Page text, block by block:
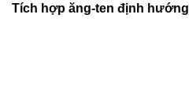
Tích hợp ăng-ten định